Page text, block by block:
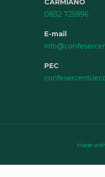
CARMIANO
0832 725996
E-mail
PEC
Made